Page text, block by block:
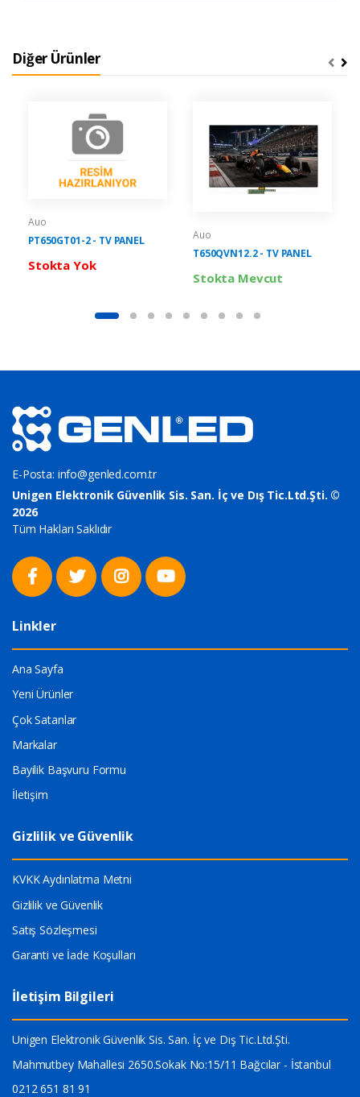
Diğer Ürünler
Auo
PT650GT01-2 - TV PANEL
Stokta Yok
Auo
T650QVN12.2 - TV PANEL
Stokta Mevcut
E-Posta: info@genled.com.tr
Unigen Elektronik Güvenlik Sis. San. İç ve Dış Tic.Ltd.Şti. ©
2026
Tüm Hakları Saklıdır
Linkler
Ana Sayfa
Yeni Ürünler
Çok Satanlar
Markalar
Bayilik Başvuru Formu
İletişim
Gizlilik ve Güvenlik
KVKK Aydınlatma Metni
Gizlilik ve Güvenlik
Satış Sözleşmesi
Garanti ve İade Koşulları
İletişim Bilgileri
Unigen Elektronik Güvenlik Sis. San. İç ve Dış Tic.Ltd.Şti.
Mahmutbey Mahallesi 2650.Sokak No:15/11 Bağcılar - İstanbul
0212 651 81 91